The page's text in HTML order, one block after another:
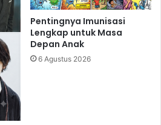
Pentingnya Imunisasi
Lengkap untuk Masa
Depan Anak
6 Agustus 2026